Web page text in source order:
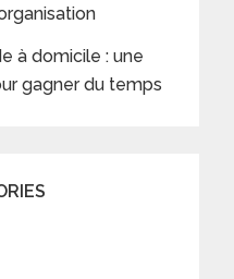
à domicile : une
gagner du temps